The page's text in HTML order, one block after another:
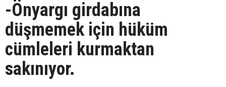
-Önyargı girdabına
düşmemek için hüküm
cümleleri kurmaktan
sakınıyor.